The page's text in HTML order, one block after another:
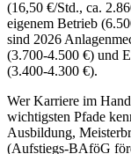
(16,50 €/Std., ca.
eigenem Betrieb
sind 2026
(3.700-4.500 €) und
(3.400-4.300 €).
Wer Karriere im
wichtigsten Pfade
Ausbildung,
(Aufstiegs-BAföG